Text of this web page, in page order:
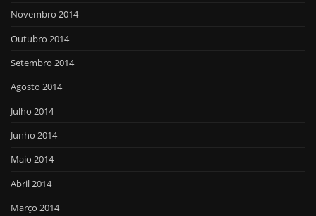
Novembro 2014
Outubro 2014
Setembro 2014
Agosto 2014
Julho 2014
Junho 2014
Maio 2014
Abril 2014
Março 2014